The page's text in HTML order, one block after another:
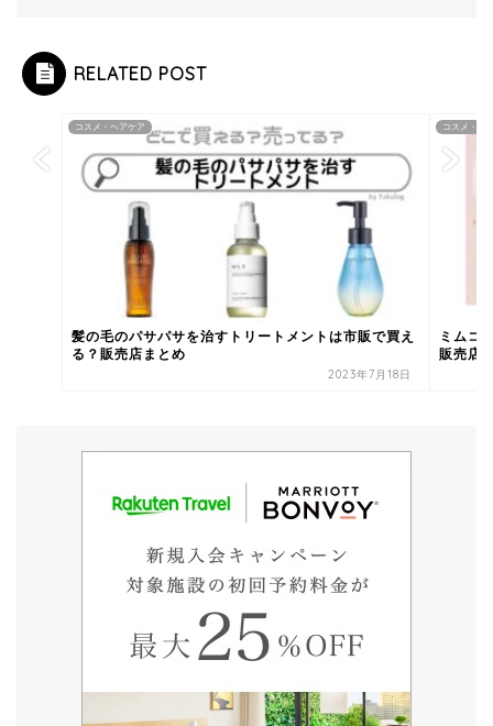
RELATED POST
コスメ・ヘアケア
髪の毛のパサパサを治すトリートメントは市販で買え
る？販売店まとめ
2023年7月18日
コスメ・ヘ
ミムコ
販売店